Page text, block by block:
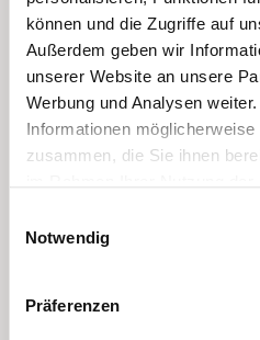
können und die Zugriffe auf
Außerdem geben wir
unserer Website an unsere
Werbung und Analysen
Informationen
zusammen, die Sie ihnen
Notwendig
Präferenzen
Erklimmen Sie den Gipfel
Dolomiten.